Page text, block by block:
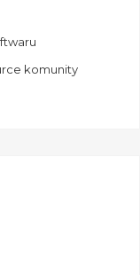
komunity